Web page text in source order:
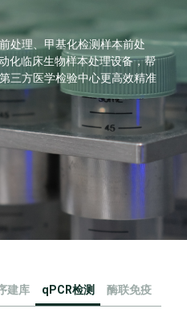
处理、甲基化检测样本前处
化临床生物样本处理设备，帮
三方医学检验中心更高效精准
建库 qPCR检测 酶联免疫